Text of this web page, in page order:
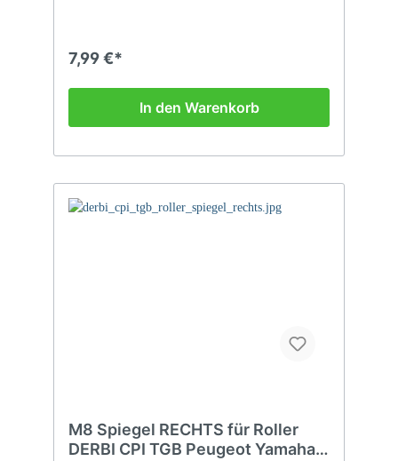
7,99 €*
In den Warenkorb
M8 Spiegel RECHTS für Roller
DERBI CPI TGB Peugeot Yamaha